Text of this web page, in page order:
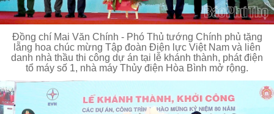
Đồng chí Mai Văn Chính - Phó Thủ tướng Chính phủ tặng
lẵng hoa chúc mừng Tập đoàn Điện lực Việt Nam và liên
danh nhà thầu thi công dự án tại lễ khánh thành, phát điện
tổ máy số 1, nhà máy Thủy điện Hòa Bình mở rộng.